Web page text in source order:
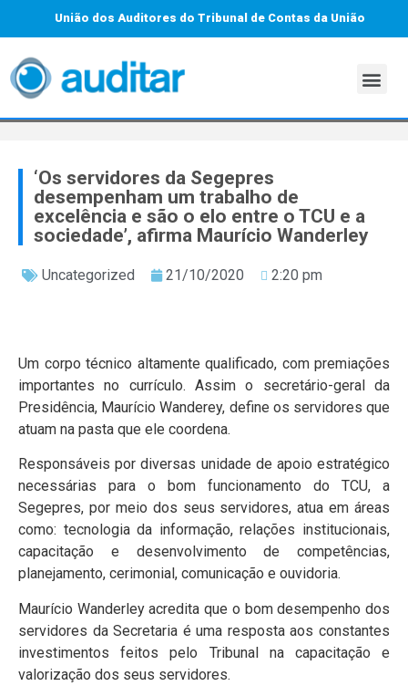
União dos Auditores do Tribunal de Contas da União
‘Os servidores da Segepres
desempenham um trabalho de
excelência e são o elo entre o TCU e a
sociedade’, afirma Maurício Wanderley
Uncategorized 21/10/2020 2:20 pm
Um corpo técnico altamente qualificado, com premiações
importantes no currículo. Assim o secretário-geral da
Presidência, Maurício Wanderey, define os servidores que
atuam na pasta que ele coordena.
Responsáveis por diversas unidade de apoio estratégico
necessárias para o bom funcionamento do TCU, a
Segepres, por meio dos seus servidores, atua em áreas
como: tecnologia da informação, relações institucionais,
capacitação e desenvolvimento de competências,
planejamento, cerimonial, comunicação e ouvidoria.
Maurício Wanderley acredita que o bom desempenho dos
servidores da Secretaria é uma resposta aos constantes
investimentos feitos pelo Tribunal na capacitação e
valorização dos seus servidores.